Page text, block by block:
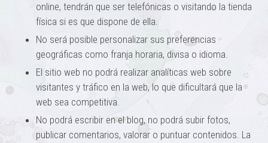
online, tendrán que ser telefónicas o visitando la tienda
física si es que dispone de ella.
No será posible personalizar sus preferencias
geográficas como franja horaria, divisa o idioma.
El sitio web no podrá realizar analíticas web sobre
visitantes y tráfico en la web, lo que dificultará que la
web sea competitiva.
No podrá escribir en el blog, no podrá subir fotos,
publicar comentarios, valorar o puntuar contenidos. La